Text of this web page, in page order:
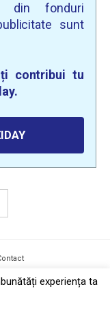
din fonduri
sunt
contribui tu
experiența ta